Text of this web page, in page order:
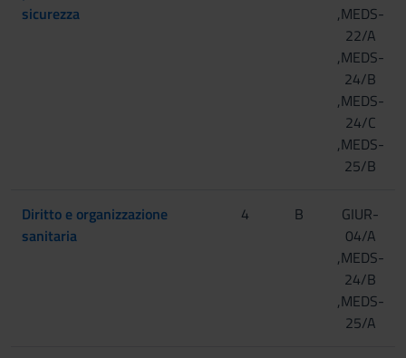
sicurezza
,MEDS-
22/A
,MEDS-
24/B
,MEDS-
24/C
,MEDS-
25/B
Diritto e organizzazione
sanitaria
4 B
GIUR-
04/A
,MEDS-
24/B
,MEDS-
25/A